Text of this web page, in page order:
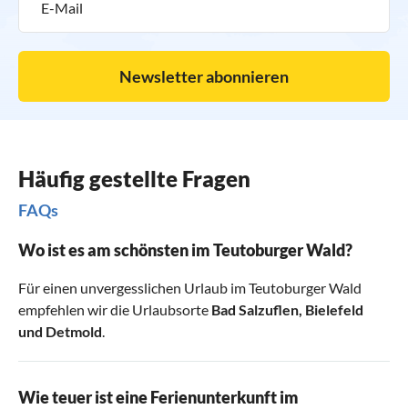
Newsletter abonnieren
Häufig gestellte Fragen
FAQs
Wo ist es am schönsten im Teutoburger Wald?
Für einen unvergesslichen Urlaub im Teutoburger Wald
empfehlen wir die Urlaubsorte Bad Salzuflen, Bielefeld
und Detmold.
Wie teuer ist eine Ferienunterkunft im